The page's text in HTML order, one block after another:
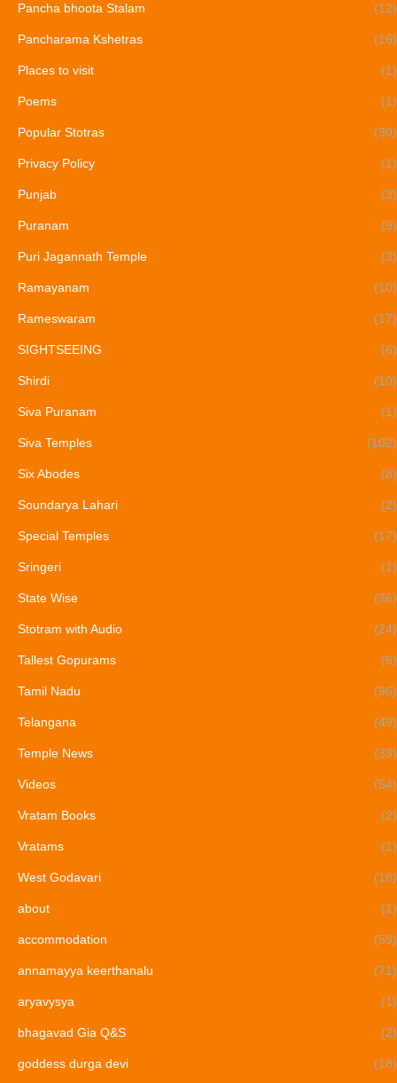
Pancha bhoota Stalam (12)
Pancharama Kshetras (16)
Places to visit (1)
Poems (1)
Popular Stotras (30)
Privacy Policy (1)
Punjab (3)
Puranam (9)
Puri Jagannath Temple (3)
Ramayanam (10)
Rameswaram (17)
SIGHTSEEING (6)
Shirdi (10)
Siva Puranam (1)
Siva Temples (102)
Six Abodes (8)
Soundarya Lahari (2)
Special Temples (17)
Sringeri (1)
State Wise (36)
Stotram with Audio (24)
Tallest Gopurams (6)
Tamil Nadu (96)
Telangana (49)
Temple News (33)
Videos (54)
Vratam Books (2)
Vratams (1)
West Godavari (18)
about (1)
accommodation (59)
annamayya keerthanalu (71)
aryavysya (1)
bhagavad Gia Q&S (2)
goddess durga devi (18)